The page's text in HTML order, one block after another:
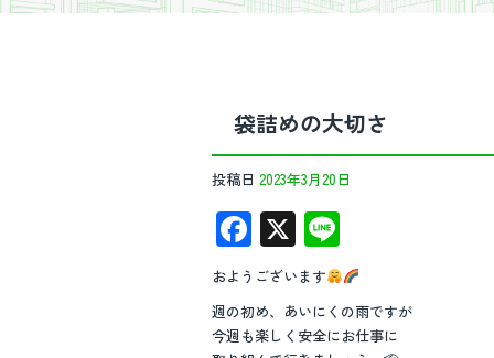
袋詰めの大切さ
投稿日 2023年3月20日
F
ac
e
b
X
n
e
おようございます
週の初め、あいにくの雨ですが
今週も楽しく安全にお仕事に